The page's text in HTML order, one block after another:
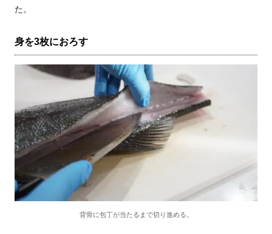
た。
身を3枚におろす
背骨に包丁が当たるまで切り進める。